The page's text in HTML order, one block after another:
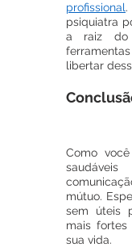
profissional.
psiquiatra
a raiz do
libertar
Como
mútuo.
sem úteis
mais fortes
sua vida.